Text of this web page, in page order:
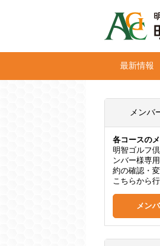
最新情報
メンバ
各コースの
明智ゴルフ
ンバー様専
約の確認・
こちらから行
メン